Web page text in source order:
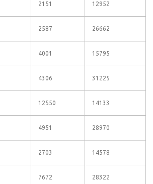
2151 12952
2587 26662
4001 15795
4306 31225
12550 14133
4951 28970
2703 14578
7672 28322